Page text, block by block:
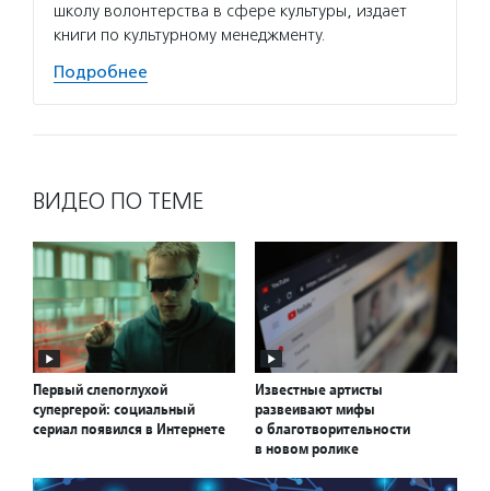
школу волонтерства в сфере культуры, издает
книги по культурному менеджменту.
Подробнее
ВИДЕО ПО ТЕМЕ
Первый слепоглухой
супергерой: социальный
сериал появился в Интернете
Известные артисты
развеивают мифы
о благотворительности
в новом ролике